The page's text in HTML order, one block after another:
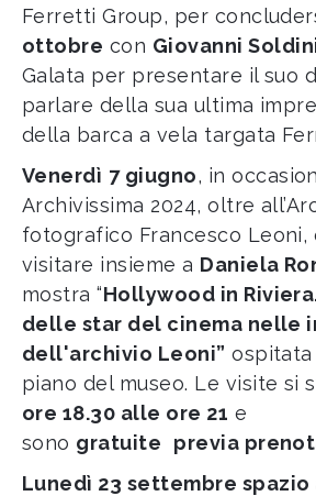
Ferretti Group, per
ottobre con Giovanni
Galata per presentare il suo
parlare della sua ultima
della barca a vela targata
Venerdì 7 giugno, in
Archivissima 2024, oltre
fotografico Francesco Leoni,
visitare insieme a Daniela
mostra “Hollywood in
delle star del cinema nelle
dell'archivio Leoni” ospitata
piano del museo. Le visite si
ore 18.30 alle ore 21 e
sono gratuite previa
Lunedì 23 settembre spazio